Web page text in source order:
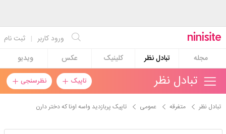
ثبت نام | ورود کاربر
مجله
تبادل نظر کلینیک عکس ویدیو
تاپیک نظرسنجی تبادل نظر
تبادل نظر متفرقه عمومی تاپیک پربازدید واسه اونا که دختر دارن